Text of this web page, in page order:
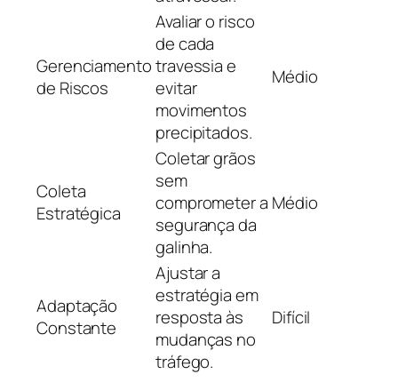
Gerenciamento
de Riscos
Avaliar o risco
de cada
travessia e
evitar
movimentos
precipitados.
Médio
Coleta
Estratégica
Coletar grãos
sem
comprometer a
segurança da
galinha.
Médio
Adaptação
Constante
Ajustar a
estratégia em
resposta às
mudanças no
tráfego.
Difícil